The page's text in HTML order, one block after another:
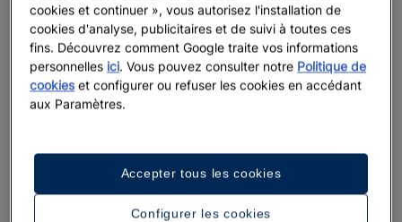
SÉLECTIONNEZ L’ÉTAGE ET LA VUE
chambre
Aimeriez-vous choisir la zone de l’hôtel où vous souhaitez
séjourner ? Préférez-vous être plus proche de la salle de sport
cookies et continuer », vous autorisez l'installation de
cookies d'analyse, publicitaires et de suivi à toutes ces
fins. Découvrez comment Google traite vos informations
personnelles ici. Vous pouvez consulter notre Politique de
cookies et configurer ou refuser les cookies en accédant
aux Paramètres.
Configurer les cookies
Accepter tous les cookies